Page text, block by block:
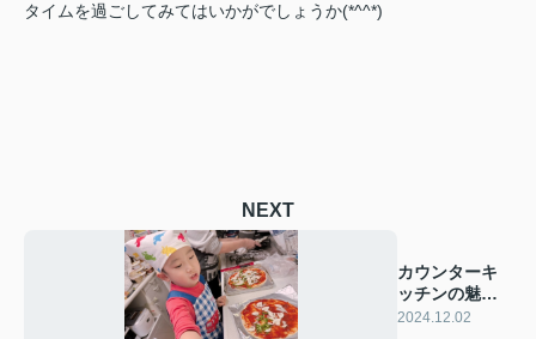
タイムを過ごしてみてはいかがでしょうか(*^^*)
NEXT
カウンターキ
ッチンの魅力
とそのメリッ
2024.12.02